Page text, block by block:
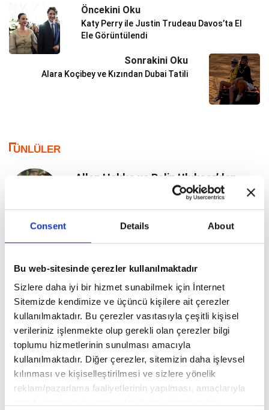
Consent Details About
Bu web-sitesinde çerezler kullanılmaktadır
Sizlere daha iyi bir hizmet sunabilmek için İnternet
Sitemizde kendimize ve üçüncü kişilere ait çerezler
kullanılmaktadır. Bu çerezler vasıtasıyla çeşitli kişisel
verileriniz işlenmekte olup gerekli olan çerezler bilgi
toplumu hizmetlerinin sunulması amacıyla
kullanılmaktadır. Diğer çerezler, sitemizin daha işlevsel
kılınması ve kişiselleştirilmesi ve sizlere yönelik
reklam/pazarlama faaliyetlerinin yapılması, amaçlarıyla
Öncekini Oku
Katy Perry ile Justin Trudeau Davos’ta El
Ele Görüntülendi
Sonrakini Oku
Alara Koçibey ve Kızından Dubai Tatili
ÜNLÜLER
Allan Hakko ve Pelin Uluksar’dan
Feryal Gülman’dan Torun Sevinci
Elsa Hosk, İkinci Kez Anne Olmaya
Hazırlanıyor
Demi Moore’dan İkonik Stil Değişimi